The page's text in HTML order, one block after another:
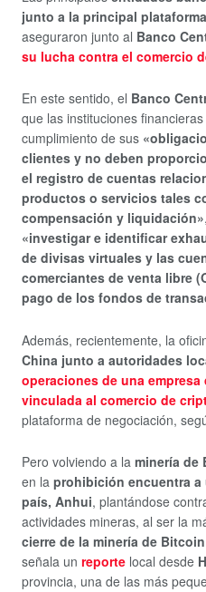
junto a la principal
aseguraron junto al Banco
su lucha contra el comercio
En este sentido, el Banco
que las instituciones
cumplimiento de sus
clientes y no deben
el registro de cuentas
productos o servicios tales
compensación y liquidación»
«investigar e identificar
de divisas virtuales y las
comerciantes de venta libre
pago de los fondos de
Además, recientemente, la
China junto a autoridades
operaciones de una
vinculada al comercio de
plataforma de negociación,
Pero volviendo a la minería de
en la prohibición encuentra
país, Anhui, plantándose
actividades mineras, al ser la
cierre de la minería de
señala un reporte local desde
provincia, una de las más